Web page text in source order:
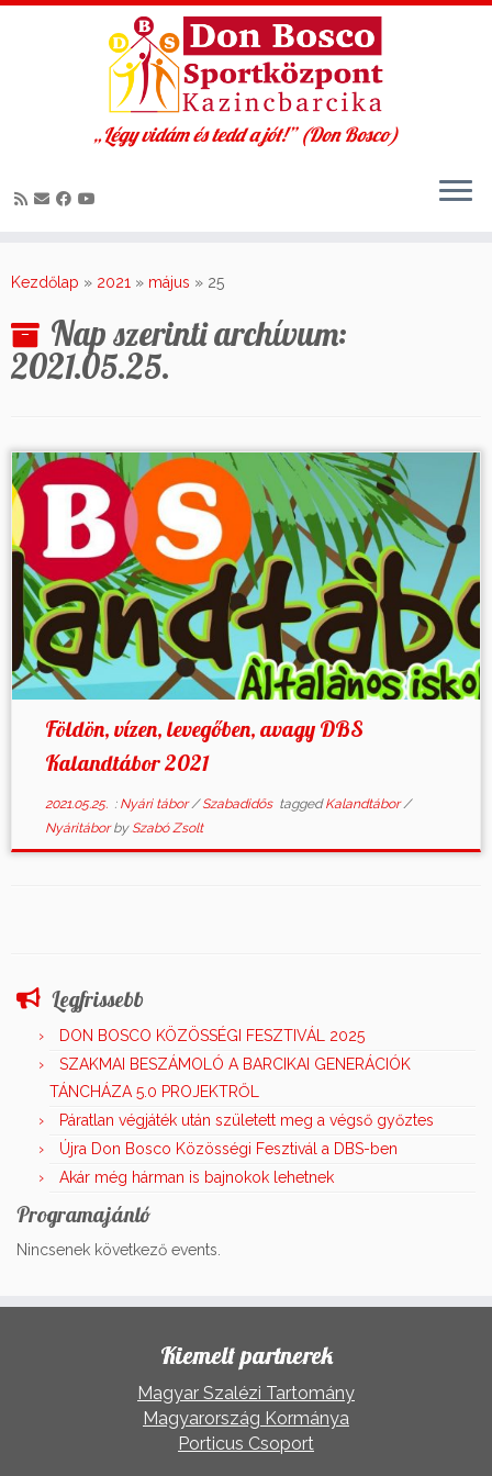
to
„Légy vidám és tedd a jót!” (Don Bosco)
Kezdőlap » 2021 » május » 25
Nap szerinti archívum:
2021.05.25.
Földön, vízen, levegőben, avagy DBS
Kalandtábor 2021
2021.05.25.: Nyári tábor/Szabadidős taggedKalandtábor/
Nyáritáborby Szabó Zsolt
Legfrissebb
DON BOSCO KÖZÖSSÉGI FESZTIVÁL 2025
SZAKMAI BESZÁMOLÓ A BARCIKAI GENERÁCIÓK
TÁNCHÁZA 5.0 PROJEKTRŐL
Páratlan végjáték után született meg a végső győztes
Újra Don Bosco Közösségi Fesztivál a DBS-ben
Akár még hárman is bajnokok lehetnek
Programajánló
Nincsenek következő events.
Kiemelt partnerek
Magyar Szalézi Tartomány
Magyarország Kormánya
Porticus Csoport